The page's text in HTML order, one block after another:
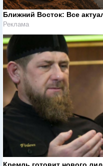
Ближний Восток: Все
Реклама